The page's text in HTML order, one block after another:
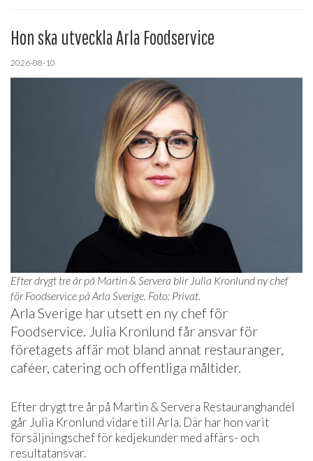
Hon ska utveckla Arla Foodservice
2026-08-10
Efter drygt tre år på Martin & Servera blir Julia Kronlund ny chef
för Foodservice på Arla Sverige. Foto: Privat.
Arla Sverige har utsett en ny chef för
Foodservice. Julia Kronlund får ansvar för
företagets affär mot bland annat restauranger,
caféer, catering och offentliga måltider.
Efter drygt tre år på Martin & Servera Restauranghandel
går Julia Kronlund vidare till Arla. Där har hon varit
försäljningschef för kedjekunder med affärs- och
resultatansvar.